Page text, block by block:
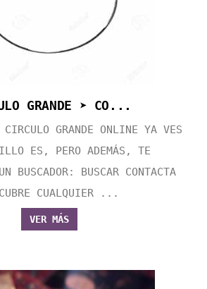
GRANDE ➤ CO...
CIRCULO GRANDE ONLINE YA VES
ES, PERO ADEMÁS, TE
BUSCADOR: BUSCAR CONTACTA
CUALQUIER ...
VER MÁS